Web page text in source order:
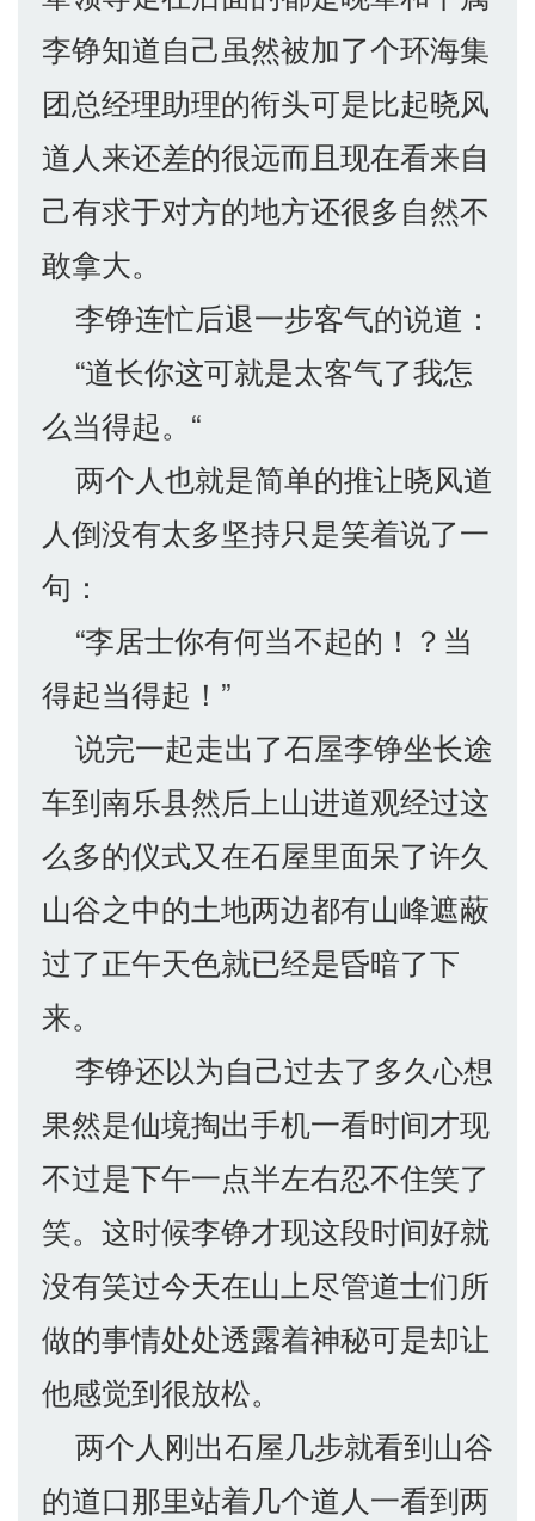
李铮知道自己虽然被加了个环海集
团总经理助理的衔头可是比起晓风
道人来还差的很远而且现在看来自
己有求于对方的地方还很多自然不
敢拿大。
李铮连忙后退一步客气的说道：
“道长你这可就是太客气了我怎
么当得起。“
两个人也就是简单的推让晓风道
人倒没有太多坚持只是笑着说了一
句：
“李居士你有何当不起的！？当
得起当得起！”
说完一起走出了石屋李铮坐长途
车到南乐县然后上山进道观经过这
么多的仪式又在石屋里面呆了许久
山谷之中的土地两边都有山峰遮蔽
过了正午天色就已经是昏暗了下
来。
李铮还以为自己过去了多久心想
果然是仙境掏出手机一看时间才现
不过是下午一点半左右忍不住笑了
笑。这时候李铮才现这段时间好就
没有笑过今天在山上尽管道士们所
做的事情处处透露着神秘可是却让
他感觉到很放松。
两个人刚出石屋几步就看到山谷
的道口那里站着几个道人一看到两